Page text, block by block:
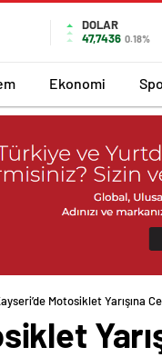
DOLAR
47,7436 0.18%
Ekonomi
Motosiklet Yarışına